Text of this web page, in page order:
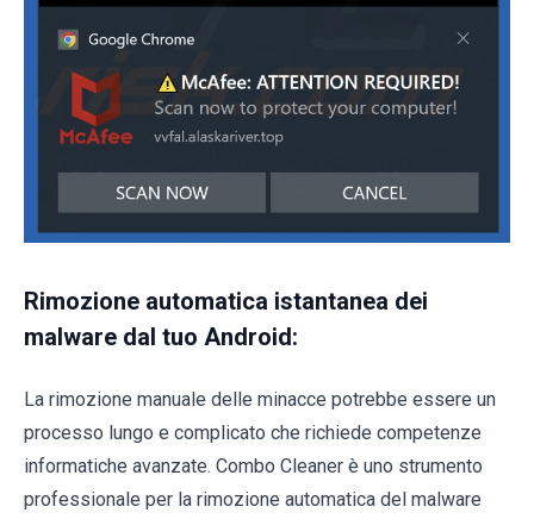
Rimozione automatica istantanea dei
malware dal tuo Android:
La rimozione manuale delle minacce potrebbe essere un
processo lungo e complicato che richiede competenze
informatiche avanzate. Combo Cleaner è uno strumento
professionale per la rimozione automatica del malware